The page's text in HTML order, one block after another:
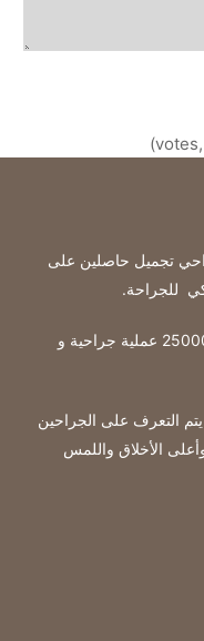
تجميل حاصلين على
للجراحة.
خبرة تزيد عن 20 عامًا ، تم إجراء أكثر من 25000 عملية جراحية و
التعرف على الجراحين
وأعلى الأخلاق واللمس